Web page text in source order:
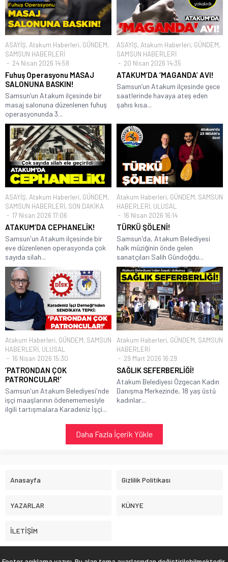
ASAYİŞ, Atakum Haberleri, GÜNDEM,
SAMSUN HABERLERİ
24 Nisan 2026 14:58
Fuhuş Operasyonu MASAJ
SALONUNA BASKIN!
Samsun’un Atakum ilçesinde bir
masaj salonuna düzenlenen fuhuş
operasyonunda 3...
ASAYİŞ, Atakum Haberleri, GÜNDEM,
SAMSUN HABERLERİ
20 Nisan 2026 14:35
ATAKUM’DA ‘MAGANDA’ AVI!
Samsun’un Atakum ilçesinde gece
saatlerinde havaya ateş eden
şahıs kısa...
ASAYİŞ, Atakum Haberleri, GÜNDEM,
SAMSUN HABERLERİ, SON DAKİKA
17 Nisan 2026 17:06
ATAKUM’DA CEPHANELİK!
Samsun'un Atakum ilçesinde bir
eve düzenlenen operasyonda çok
sayıda silah...
Atakum Haberleri, GÜNDEM, SAMSUN
HABERLERİ, ULUSAL
16 Nisan 2026 16:14
TÜRKÜ ŞÖLENİ!
Samsun'da, Atakum Belediyesi
halk müziğinin önde gelen
sanatçıları Salih Gündoğdu...
Atakum Haberleri, GÜNDEM, SAMSUN
HABERLERİ, ULUSAL
16 Nisan 2026 15:30
‘PATRONDAN ÇOK
PATRONCULAR!’
Samsun'un Atakum Belediyesi'nde
işçi maaşlarının ödenememesiyle
ilgili tartışmalara Karadeniz İşçi...
Atakum Haberleri, GÜNDEM, SAMSUN
HABERLERİ
29 Mart 2026 16:29
SAĞLIK SEFERBERLİĞİ!
Atakum Belediyesi Özgecan Kadın
Danışma Merkezinde, 18 yaş üstü
kadınlar...
Daha Fazla İçerik Yükle
Anasayfa Gizlilik Politikası
YAZARLAR KÜNYE
İLETİŞİM